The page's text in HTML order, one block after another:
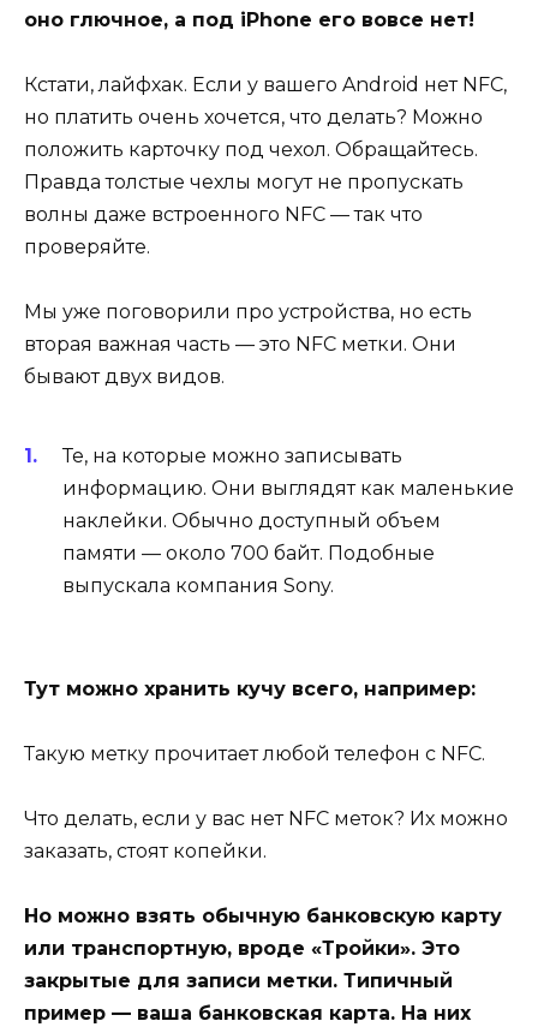
оно глючное, а под iPhone его вовсе нет!
Кстати, лайфхак. Если у вашего Android нет NFC,
но платить очень хочется, что делать? Можно
положить карточку под чехол. Обращайтесь.
Правда толстые чехлы могут не пропускать
волны даже встроенного NFC — так что
проверяйте.
Мы уже поговорили про устройства, но есть
вторая важная часть — это NFC метки. Они
бывают двух видов.
Те, на которые можно записывать
информацию. Они выглядят как маленькие
наклейки. Обычно доступный объем
памяти — около 700 байт. Подобные
выпускала компания Sony.
Тут можно хранить кучу всего, например:
Такую метку прочитает любой телефон с NFC.
Что делать, если у вас нет NFC меток? Их можно
заказать, стоят копейки.
Но можно взять обычную банковскую карту
или транспортную, вроде «Тройки». Это
закрытые для записи метки. Типичный
пример — ваша банковская карта. На них